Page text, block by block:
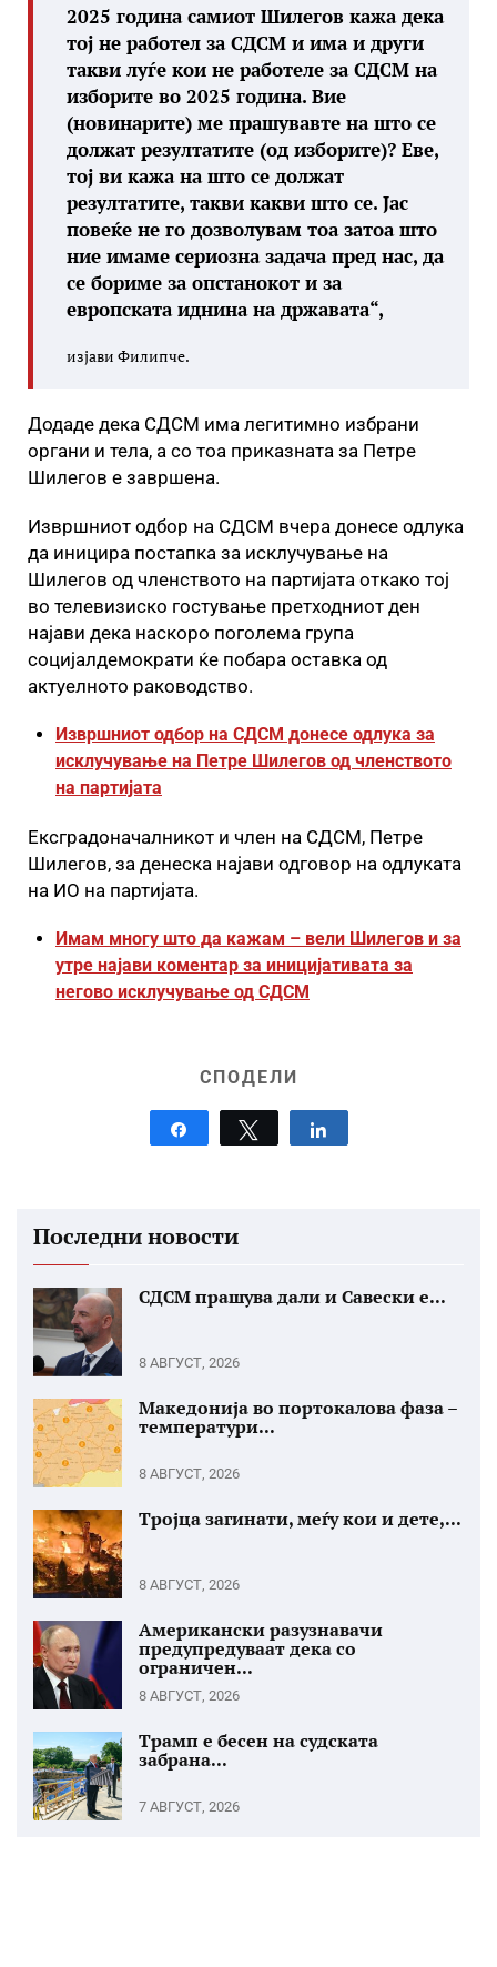
2025 година самиот Шилегов кажа дека
тој не работел за СДСМ и има и други
такви луѓе кои не работеле за СДСМ на
изборите во 2025 година. Вие
(новинарите) ме прашувавте на што се
должат резултатите (од изборите)? Еве,
тој ви кажа на што се должат
резултатите, такви какви што се. Јас
повеќе не го дозволувам тоа затоа што
ние имаме сериозна задача пред нас, да
се бориме за опстанокот и за
европската иднина на државата“,
изјави Филипче.
Додаде дека СДСМ има легитимно избрани
органи и тела, а со тоа приказната за Петре
Шилегов е завршена.
Извршниот одбор на СДСМ вчера донесе одлука
да иницира постапка за исклучување на
Шилегов од членството на партијата откако тој
во телевизиско гостување претходниот ден
најави дека наскоро поголема група
социјалдемократи ќе побара оставка од
актуелното раководство.
Извршниот одбор на СДСМ донесе одлука за
исклучување на Петре Шилегов од членството
на партијата
Ексградоначалникот и член на СДСМ, Петре
Шилегов, за денеска најави одговор на одлуката
на ИО на партијата.
Имам многу што да кажам – вели Шилегов и за
утре најави коментар за иницијативата за
негово исклучување од СДСМ
СПОДЕЛИ
Tweet
Последни новости
СДСМ прашува дали и Савески е...
8 АВГУСТ, 2026
Македонија во портокалова фаза –
температури...
8 АВГУСТ, 2026
Тројца загинати, меѓу кои и дете,...
8 АВГУСТ, 2026
Американски разузнавачи
предупредуваат дека со
ограничен...
8 АВГУСТ, 2026
Трамп е бесен на судската
забрана...
7 АВГУСТ, 2026